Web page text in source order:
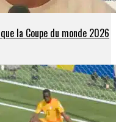
la Coupe du monde 2026